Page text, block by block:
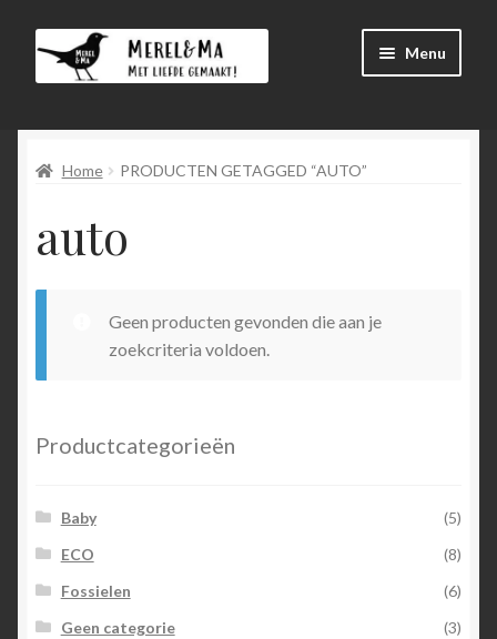
door
navigatie
direct
de
Menu
Afrekenen
Mijn account
Winkelmand
Home PRODUCTEN GETAGGED “AUTO”
auto
Geen producten gevonden die aan je
zoekcriteria voldoen.
Productcategorieën
Baby
(5)
ECO
(8)
Fossielen
(6)
Geen categorie
(3)